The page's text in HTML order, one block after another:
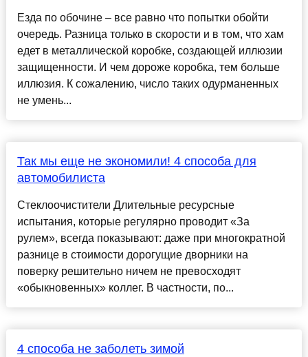
Езда по обочине – все равно что попытки обойти
очередь. Разница только в скорости и в том, что хам
едет в металлической коробке, создающей иллюзии
защищенности. И чем дороже коробка, тем больше
иллюзия. К сожалению, число таких одурманенных
не умень...
Так мы еще не экономили! 4 способа для
автомобилиста
Стеклоочистители Длительные ресурсные
испытания, которые регулярно проводит «За
рулем», всегда показывают: даже при многократной
разнице в стоимости дорогущие дворники на
поверку решительно ничем не превосходят
«обыкновенных» коллег. В частности, по...
4 способа не заболеть зимой